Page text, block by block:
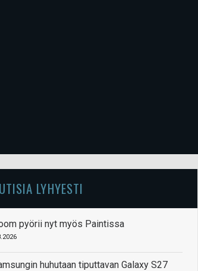
LYHYESTI
pyörii nyt myös Paintissa
huhutaan tiputtavan Galaxy S27